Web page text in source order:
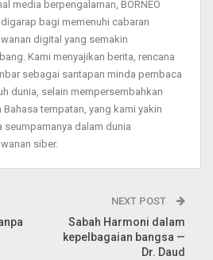
media berpengalaman, BORNEO
digarap bagi memenuhi cabaran
digital yang semakin
Kami menyajikan berita, rencana
sebagai santapan minda pembaca
dunia, selain mempersembahkan
Bahasa tempatan, yang kami yakin
seumpamanya dalam dunia
siber.
NEXT POST
Sabah Harmoni dalam
kepelbagaian bangsa —
Dr. Daud